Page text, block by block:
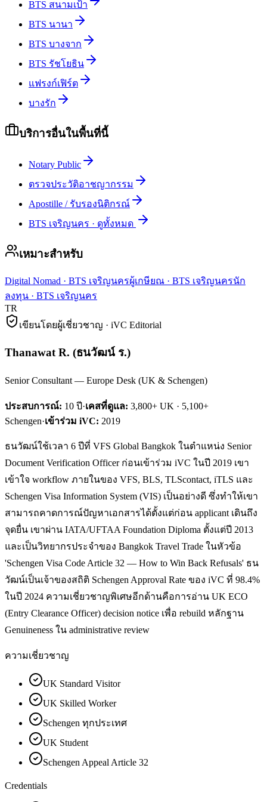
BTS สนามเป้า
BTS นานา
BTS บางจาก
BTS รัชโยธิน
แฟรงก์เฟิร์ต
บางรัก
บริการอื่นในพื้นที่นี้
Notary Public
ตรวจประวัติอาชญากรรม
Apostille / รับรองนิติกรณ์
BTS เจริญนคร · ดูทั้งหมด
เหมาะสำหรับ
Digital Nomad · BTS เจริญนครผู้เกษียณ · BTS เจริญนครนัก
ลงทุน · BTS เจริญนคร
TR
เขียนโดยผู้เชี่ยวชาญ · iVC Editorial
Thanawat R. (ธนวัฒน์ ร.)
Senior Consultant — Europe Desk (UK & Schengen)
ประสบการณ์: 10 ปี·เคสที่ดูแล: 3,800+ UK · 5,100+
Schengen·เข้าร่วม iVC: 2019
ธนวัฒน์ใช้เวลา 6 ปีที่ VFS Global Bangkok ในตำแหน่ง Senior
Document Verification Officer ก่อนเข้าร่วม iVC ในปี 2019 เขา
เข้าใจ workflow ภายในของ VFS, BLS, TLScontact, iTLS และ
Schengen Visa Information System (VIS) เป็นอย่างดี ซึ่งทำให้เขา
สามารถคาดการณ์ปัญหาเอกสารได้ตั้งแต่ก่อน applicant เดินถึง
จุดยื่น เขาผ่าน IATA/UFTAA Foundation Diploma ตั้งแต่ปี 2013
และเป็นวิทยากรประจำของ Bangkok Travel Trade ในหัวข้อ
'Schengen Visa Code Article 32 — How to Win Back Refusals' ธน
วัฒน์เป็นเจ้าของสถิติ Schengen Approval Rate ของ iVC ที่ 98.4%
ในปี 2024 ความเชี่ยวชาญพิเศษอีกด้านคือการอ่าน UK ECO
(Entry Clearance Officer) decision notice เพื่อ rebuild หลักฐาน
Genuineness ใน administrative review
ความเชี่ยวชาญ
UK Standard Visitor
UK Skilled Worker
Schengen ทุกประเทศ
UK Student
Schengen Appeal Article 32
Credentials